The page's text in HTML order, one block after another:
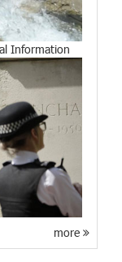
Information